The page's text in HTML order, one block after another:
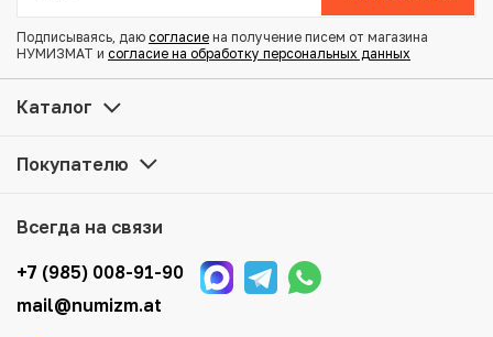
Купить 2 копейки 1859 года ВМ по привлекательной цене
можно в нашем интернет-магазине — Вам достаточно
Для вашего удобства представлены несколько способов
оплаты и доставки заказа. Все отправления надежно и
тщательно упаковываются, что исключает возможность
повреждения во время доставки.
Подписываясь, даю согласие на получение писем от магазина
НУМИЗМАТ и согласие на обработку персональных данных
Каталог
Покупателю
Всегда на связи
+7 (985) 008-91-90
mail@numizm.at